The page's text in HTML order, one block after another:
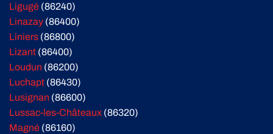
Ligugé (86240)
Linazay (86400)
Liniers (86800)
Lizant (86400)
Loudun (86200)
Luchapt (86430)
Lusignan (86600)
Lussac-les-Châteaux (86320)
Magné (86160)